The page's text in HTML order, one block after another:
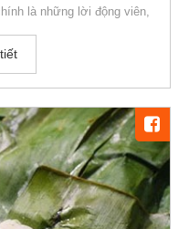
là những lời động viên,
người thân yêu trong gia
nhau.